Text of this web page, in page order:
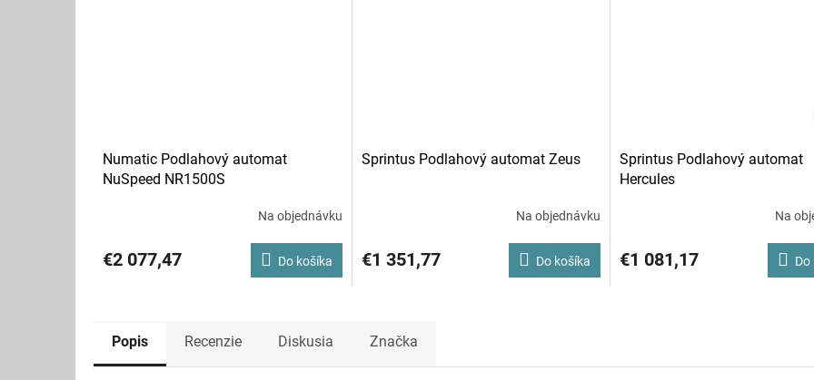
Numatic Podlahový automat
NuSpeed NR1500S
Na objednávku
€2 077,47 Do košíka
Sprintus Podlahový automat Zeus
Na objednávku
€1 351,77 Do košíka
Sprintus Podlahový automat
Hercules
Na
€1 081,17 Do
Popis Recenzie Diskusia Značka